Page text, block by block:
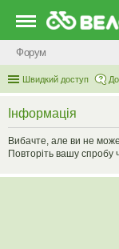
Форум
Швидкий доступ
Інформація
Вибачте, але ви не
Повторіть вашу спробу